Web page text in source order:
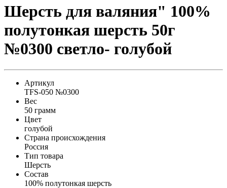
Шерсть для валяния" 100%
полутонкая шерсть 50г
№0300 светло- голубой
Артикул
TFS-050 №0300
Вес
50 грамм
Цвет
голубой
Страна происхождения
Россия
Тип товара
Шерсть
Состав
100% полутонкая шерсть